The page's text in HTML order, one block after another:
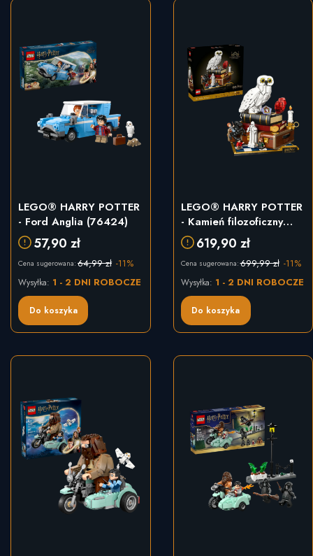
LEGO® HARRY POTTER
- Ford Anglia (76424)
57,90 zł
Cena sugerowana: 64,99 zł -11%
Do koszyka
Wysyłka: 1 - 2 DNI ROBOCZE
LEGO® HARRY POTTER
- Kamień filozoficzny
(76466)
619,90 zł
Cena sugerowana:699,99 zł -11%
Do koszyka
Wysyłka: 1 - 2 DNI ROBOCZE